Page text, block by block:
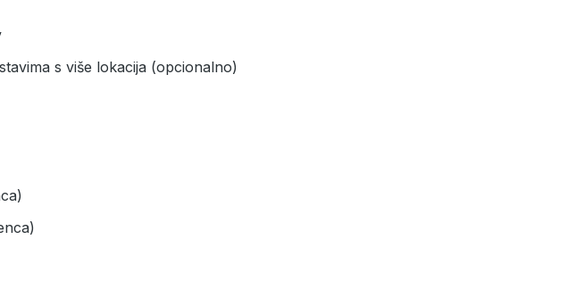
s više lokacija (opcionalno)